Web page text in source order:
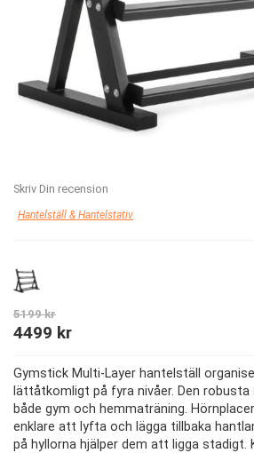
Skriv Din recension
Hantelställ & Hantelstativ
5199kr
Det
priset
var:
5199 kr.
4499 krDet
priset
är:
4499 kr.
Gymstick Multi-Layer hantelställ
lättåtkomligt på fyra nivåer. Den
både gym och hemmaträning.
enklare att lyfta och lägga tillbaka
på hyllorna hjälper dem att ligga